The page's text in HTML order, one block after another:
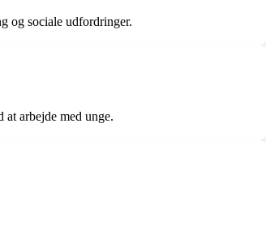
og sociale udfordringer.
arbejde med unge.